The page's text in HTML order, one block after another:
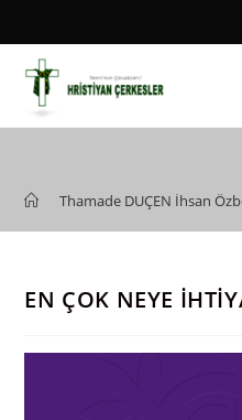
to
content
Thamade DUÇEN İhsan
EN ÇOK NEYE